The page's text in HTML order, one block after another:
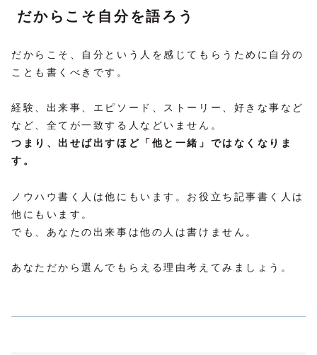
だからこそ自分を語ろう
だからこそ、自分という人を感じてもらうために自分の
ことも書くべきです。
経験、出来事、エピソード、ストーリー、好きな事など
など、全てが一致する人などいません。
つまり、出せば出すほど「他と一緒」ではなくなりま
す。
ノウハウ書く人は他にもいます。お役立ち記事書く人は
他にもいます。
でも、あなたの出来事は他の人は書けません。
あなただから選んでもらえる理由考えてみましょう。